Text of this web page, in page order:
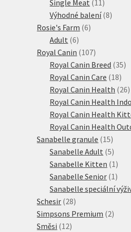
Single Meat 11
produktů
Výhodné balení 88
Rosie's Farm 66
Adult 66
produktů
Royal Canin 107107
produktů
Royal Canin Breed 3535
Royal Canin Care 1818
Royal Canin Health 2626
Royal Canin Health
Royal Canin Health
Royal Canin Health
Sanabelle granule 1515
Sanabelle Adult 55
Sanabelle Kitten 1 1
Sanabelle Senior 1 1
Sanabelle speciální
Schesir 2828
produktů
Simpsons Premium 22
Směsi 1212